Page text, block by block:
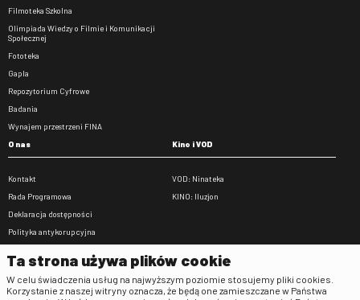
Filmoteka Szkolna
Olimpiada Wiedzy o Filmie i Komunikacji
Społecznej
Fototeka
Gapla
Repozytorium Cyfrowe
Badania
Wynajem przestrzeni FINA
O nas
Kontakt
Rada Programowa
Deklaracja dostępności
Polityka antykorupcyjna
Zamówienia publiczne
Praca w FINA
Kino i VOD
VOD: Ninateka
KINO: Iluzjon
Ta strona używa plików cookie
W celu świadczenia usług na najwyższym poziomie stosujemy pliki cookies.
Korzystanie z naszej witryny oznacza, że będą one zamieszczane w Państwa